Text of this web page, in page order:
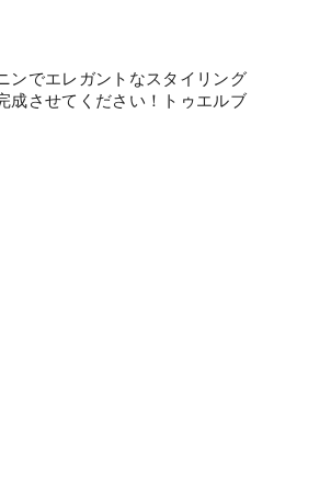
ンでエレガントなスタイリング
成させてください！トゥエルブ